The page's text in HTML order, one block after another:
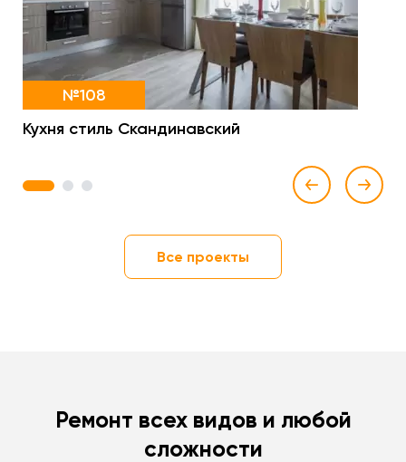
№108
Кухня стиль Скандинавский
1 2 3
Все проекты
Ремонт всех видов и любой
сложности